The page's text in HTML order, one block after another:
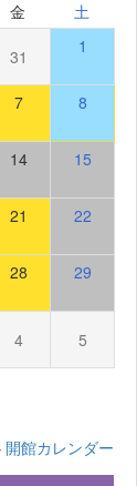
金 土
31 1
7 8
14 15
21 22
28 29
4 5
開館カレンダー